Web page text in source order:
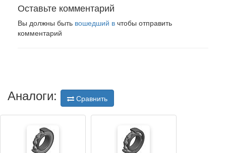
Оставьте комментарий
Вы должны быть вошедший в чтобы отправить
комментарий
Аналоги: Сравнить